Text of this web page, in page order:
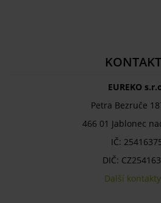
EUREKO
Petra Bezruče
466 01 Jablonec
IČ:
DIČ:
Další kontakty